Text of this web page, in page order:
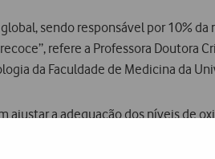
sendo responsável por 10%
refere a Professora Doutora
da Faculdade de Medicina da
a adequação dos níveis de